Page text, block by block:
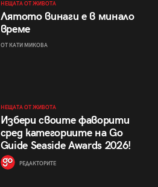
НЕЩАТА ОТ ЖИВОТА
Лятото винаги е в минало
време
ОТ КАТИ МИКОВА
НЕЩАТА ОТ ЖИВОТА
Избери своите фаворити
сред категориите на Go
Guide Seaside Awards 2026!
РЕДАКТОРИТЕ